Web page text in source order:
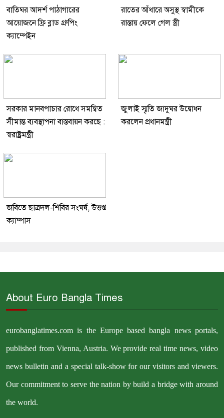
বাতিঘর আদর্শ পাঠাগারের
আয়োজনে ফ্রি ব্লাড গ্রুপিং
ক্যাম্পেইন
রাতের আঁধারে অসুস্থ স্বামীকে
রাস্তায় ফেলে গেল স্ত্রী
সরকার মানবপাচার রোধে সমন্বিত
সীমান্ত ব্যবস্থাপনা বাস্তবায়ন করছে :
স্বরাষ্ট্রমন্ত্রী
জুলাই স্মৃতি জাদুঘর উদ্বোধন
করলেন প্রধানমন্ত্রী
জবিতে ছাত্রদল-শিবির সংঘর্ষ, উত্তপ্ত
ক্যাম্পাস
About Euro Bangla Times
eurobanglatimes.com is the Europe based bangla news portals,
published from Vienna, Austria. We provide real time news, video
news bulletin and a special talk-show for our visitors and viewers.
Our commitment to serve the nation by build a bridge with around
the world.